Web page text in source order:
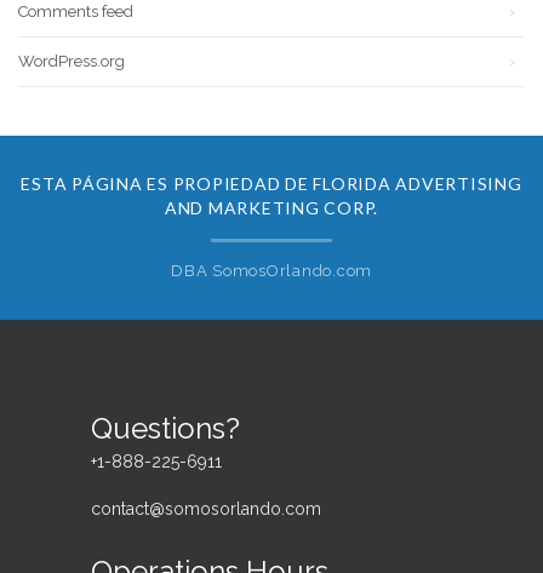
Comments feed
WordPress.org
ESTA PÁGINA ES PROPIEDAD DE FLORIDA ADVERTISING
AND MARKETING CORP.
DBA SomosOrlando.com
Questions?
+1-888-225-6911
contact@somosorlando.com